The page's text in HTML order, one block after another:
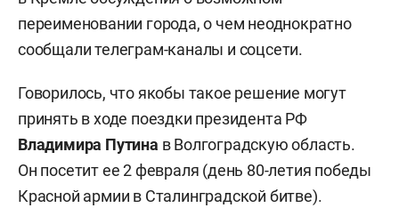
переименовании города, о чем неоднократно
сообщали телеграм-каналы и соцсети.
Говорилось, что якобы такое решение могут
принять в ходе поездки президента РФ
Владимира Путина в Волгоградскую область.
Он посетит ее 2 февраля (день 80-летия победы
Красной армии в Сталинградской битве).